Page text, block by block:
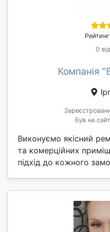
0
Компанія
Був на
Виконуємо якісний
та комерційних
підхід до кожного